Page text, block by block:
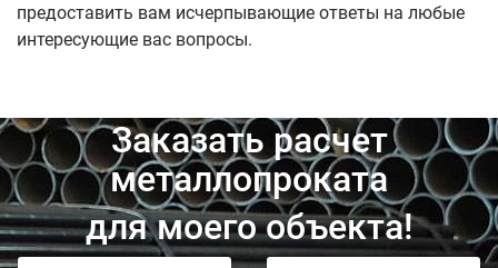
предоставить вам исчерпывающие ответы на любые
интересующие вас вопросы.
Заказать расчет
металлопроката
для моего объекта!